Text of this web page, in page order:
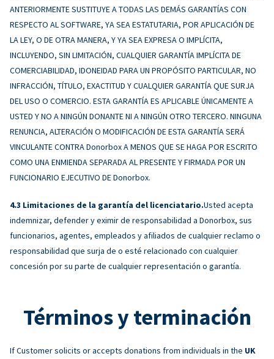
ANTERIORMENTE SUSTITUYE A TODAS LAS DEMÁS GARANTÍAS CON
RESPECTO AL SOFTWARE, YA SEA ESTATUTARIA, POR APLICACIÓN DE
LA LEY, O DE OTRA MANERA, Y YA SEA EXPRESA O IMPLÍCITA,
INCLUYENDO, SIN LIMITACIÓN, CUALQUIER GARANTÍA IMPLÍCITA DE
COMERCIABILIDAD, IDONEIDAD PARA UN PROPÓSITO PARTICULAR, NO
INFRACCIÓN, TÍTULO, EXACTITUD Y CUALQUIER GARANTÍA QUE SURJA
DEL USO O COMERCIO. ESTA GARANTÍA ES APLICABLE ÚNICAMENTE A
USTED Y NO A NINGÚN DONANTE NI A NINGÚN OTRO TERCERO. NINGUNA
RENUNCIA, ALTERACIÓN O MODIFICACIÓN DE ESTA GARANTÍA SERÁ
VINCULANTE CONTRA Donorbox A MENOS QUE SE HAGA POR ESCRITO
COMO UNA ENMIENDA SEPARADA AL PRESENTE Y FIRMADA POR UN
FUNCIONARIO EJECUTIVO DE Donorbox.
Limitaciones de la garantía del licenciatario.Usted acepta
indemnizar, defender y eximir de responsabilidad a Donorbox, sus
funcionarios, agentes, empleados y afiliados de cualquier reclamo o
responsabilidad que surja de o esté relacionado con cualquier
concesión por su parte de cualquier representación o garantía.
Términos y terminación
If Customer solicits or accepts donations from individuals in the UK